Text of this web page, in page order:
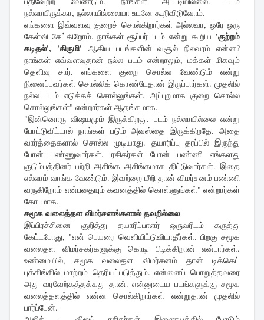
நல்லாயிருக்கா, நல்லாயில்லையா உடனே கூறிவிடுவோம்.
எங்களை இவ்வளவு குறைச் சொல்கிறார்கள் அல்லவா, ஒரே ஒரு
கேள்வி கேட்கிறோம். நாங்கள் சூப்பர் படம் என்று கூறிய 'குற்றம்
கடிதல்', 'கிருமி' ஆகிய படங்களின் வசூல் நிலவரம் என்ன?
நாங்கள் எவ்வளவுதான் நல்ல படம் என்றாலும், மக்கள் மிகவும்
தெளிவு சார். எங்களை குறை சொல்ல வேண்டும் என்று
நினைப்பவர்கள் சொல்லிக் கொண்டேதான் இருப்பார்கள். முதலில்
நல்ல படம் எடுக்கச் சொல்லுங்கள். அப்புறமாக குறை சொல்ல
சொல்லுங்கள்" என்றார்கள் ஆதங்கமாக.
"இன்னொரு விஷயமும் இருக்கிறது. படம் நல்லாயில்லை என்று
போட்டுவிட்டால் நாங்கள் படும் அவஸ்தை இருக்கிறதே. அதை
வார்த்தைகளால் சொல்ல முடியாது. தயாரிப்பு தரப்பில் இருந்து
போன் பண்ணுவார்கள். ரசிகர்கள் போன் பண்ணி எங்களது
குடும்பத்தினர் பற்றி அசிங்க அசிங்கமாக திட்டுவார்கள். இதை
எல்லாம் வாங்க வேண்டும். இவற்றை மீறி தான் விமர்சனம் பண்ணி
வருகிறோம் என்பதையும் கவனத்தில் கொள்ளுங்கள்" என்றார்கள்
கோபமாக.
சமூக வலைத்தள விமர்சனங்களால் தவறில்லை
இப்பிரச்சினை குறித்து தயாரிப்பாளர் ஒருவரிடம் கருத்து
கேட்டபோது, "என் பெயரை வெளியிட்டுவிடாதீர்கள். பிறகு சமூக
வலைதள விமர்சகர்களுக்கு கொடி பிடிக்கிறான் என்பார்கள்.
உண்மையில், சமூக வலைதள விமர்சனம் தான் டிக்கெட்
புக்கிங்கில் மாற்றம் தெரியப்படுத்தும். என்னைப் பொறுத்தவரை
அது வரவேற்கத்தக்கது தான். என்னுடைய படங்களுக்கு சமூக
வலைத்தளத்தில் என்ன சொல்கிறார்கள் என்றுதான் முதலில்
பார்ப்பேன்.